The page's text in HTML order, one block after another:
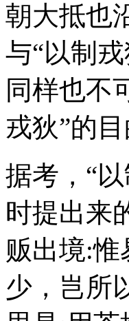
朝大抵也
与“以制
同样也不
戎狄”的目
据考，“
时提出来
贩出境:
少，岂所